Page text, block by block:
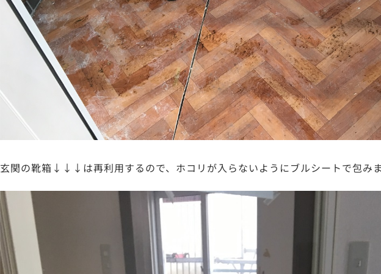
玄関の靴箱↓↓↓は再利用するので、ホコリが入らないようにブルシートで包み